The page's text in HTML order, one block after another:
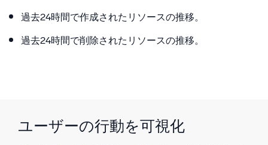
過去24時間で作成されたリソースの推移。
過去24時間で削除されたリソースの推移。
ユーザーの行動を可視化